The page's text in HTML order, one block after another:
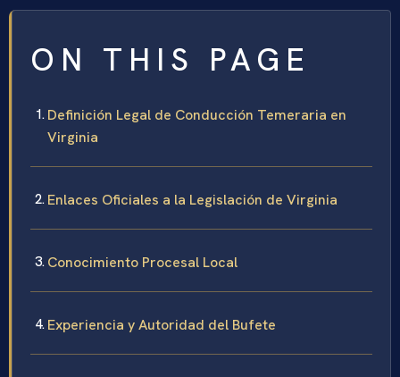
ON THIS PAGE
Definición Legal de Conducción Temeraria en
Virginia
Enlaces Oficiales a la Legislación de Virginia
Conocimiento Procesal Local
Experiencia y Autoridad del Bufete